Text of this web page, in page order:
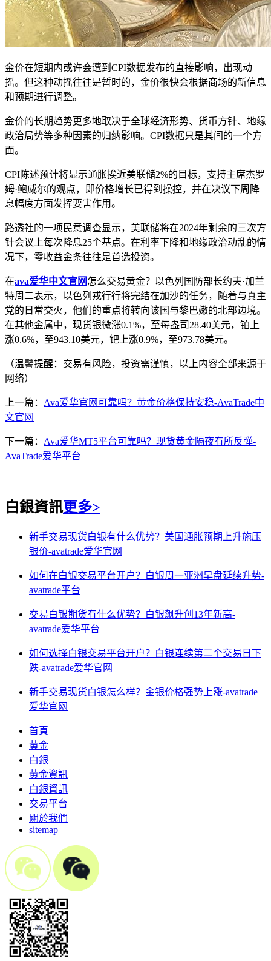
金价在短期内或许会遭到CPI数据发布的直接影响，出现动
摇。但这种动摇往往是暂时的，金价很快会根据商场的新信息
和预期进行调整。
金价的长期趋势更多地取决于全球经济形势、货币方针、地缘
政治局势等多种因素的归纳影响。CPI数据只是其间的一个方
面。
CPI陈述预计将显示通胀挨近美联储2%的目标，支持主席杰罗
姆·鲍威尔的观点，即价格增长已得到操控，并在决议下周降
息幅度方面发挥要害作用。
路透社的一项民意调查显示，美联储将在2024年剩余的三次方
针会议上每次降息25个基点。在利率下降和地缘政治动乱的情
况下，零收益金条往往是首选投资。
在ava爱华中文官网怎么交易黄金？以色列国防部长约夫·加兰
特周二表示，以色列戎行行将完结在加沙的任务，随着与真主
党的日常交火，他们的重点将转向该国与黎巴嫩的北部边境。
在其他金属中，现货银微涨0.1%，至每盎司28.40美元，铂上
涨0.6%，至943.10美元，钯上涨0.9%，至973.78美元。
（温馨提醒：交易有风险，投资需谨慎，以上内容全部来源于
网络）
上一篇： Ava爱华官网可靠吗？黄金价格保持安稳-AvaTrade中
文官网
下一篇： Ava爱华MT5平台可靠吗？现货黄金隔夜有所反弹-
AvaTrade爱华平台
白銀資訊更多>
新手交易现货白银有什么优势？美国通胀预期上升施压
银价-avatrade爱华官网
如何在白银交易平台开户？白银周一亚洲早盘延续升势-
avatrade平台
交易白银期货有什么优势？白银飙升创13年新高-
avatrade爱华平台
如何选择白银交易平台开户？白银连续第二个交易日下
跌-avatrade爱华官网
新手交易现货白银怎么样？金银价格强势上涨-avatrade
爱华官网
首頁
黃金
白銀
黃金資訊
白銀資訊
交易平台
關於我們
sitemap